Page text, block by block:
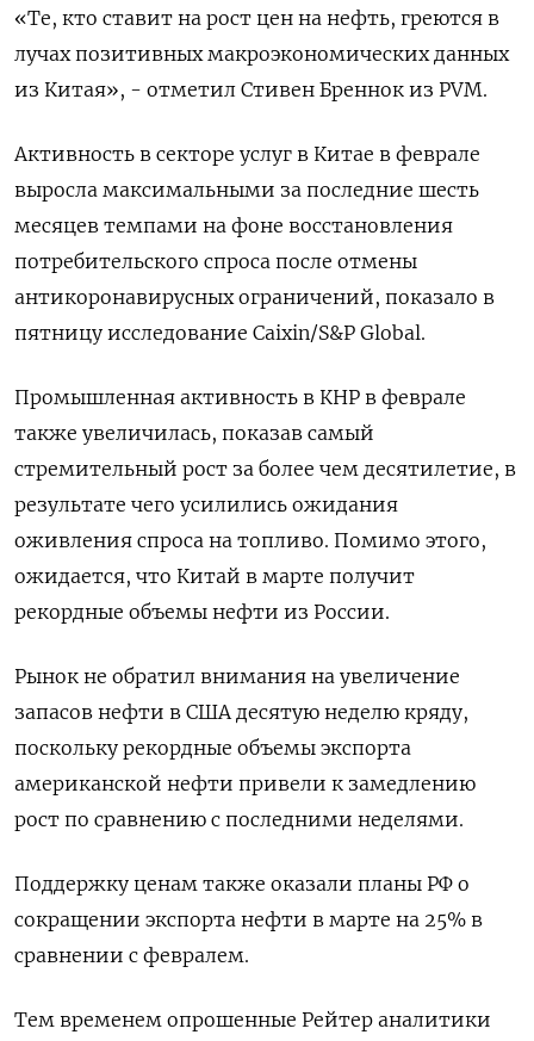
«Те, кто ставит на рост цен на нефть, греются в
лучах позитивных макроэкономических данных
из Китая», - отметил Стивен Бреннок из PVM.
Активность в секторе услуг в Китае в феврале
выросла максимальными за последние шесть
месяцев темпами на фоне восстановления
потребительского спроса после отмены
антикоронавирусных ограничений, показало в
пятницу исследование Caixin/S&P Global.
Промышленная активность в КНР в феврале
также увеличилась, показав самый
стремительный рост за более чем десятилетие, в
результате чего усилились ожидания
оживления спроса на топливо. Помимо этого,
ожидается, что Китай в марте получит
рекордные объемы нефти из России.
Рынок не обратил внимания на увеличение
запасов нефти в США десятую неделю кряду,
поскольку рекордные объемы экспорта
американской нефти привели к замедлению
рост по сравнению с последними неделями.
Поддержку ценам также оказали планы РФ о
сокращении экспорта нефти в марте на 25% в
сравнении с февралем.
Тем временем опрошенные Рейтер аналитики